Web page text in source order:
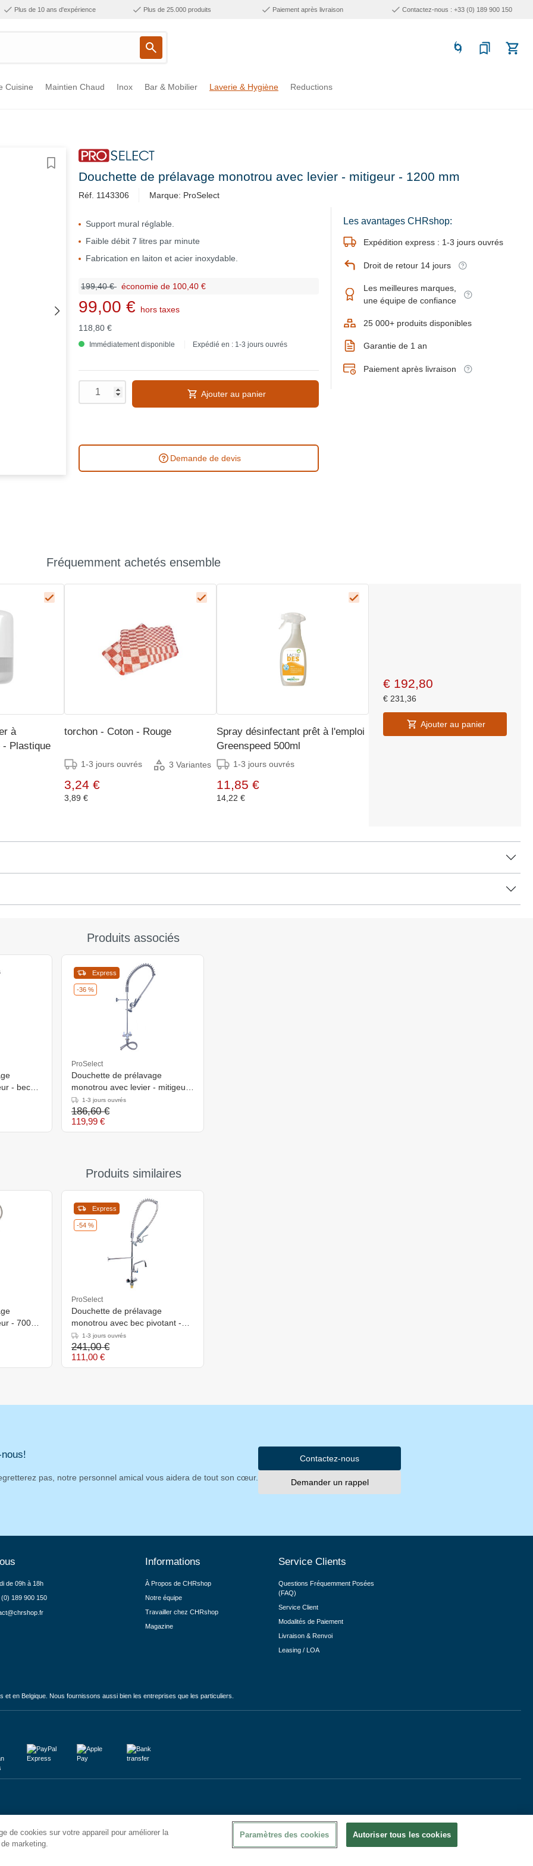
Plus de 10 ans d'expérience Plus de 25.000 produits Paiement après livraison Contactez-nous : +33 (0) 189 900 150
Cuisine Maintien Chaud Inox Bar & Mobilier Laverie & Hygiène Reductions
Douchette de prélavage monotrou avec levier - mitigeur - 1200 mm
Réf. 1143306 Marque: ProSelect
Support mural réglable.
Faible débit 7 litres par minute
Fabrication en laiton et acier inoxydable.
199,40 € économie de 100,40 €
99,00 €
hors taxes
118,80 €
Immédiatement disponible Expédié en : 1-3 jours ouvrés
Ajouter au panier
Demande de devis
Les avantages CHRshop:
Expédition express : 1-3 jours ouvrés
Droit de retour 14 jours
Les meilleures marques,
une équipe de confiance
25 000+ produits disponibles
Garantie de 1 an
Paiement après livraison
Fréquemment achetés ensemble
à
- Plastique
torchon - Coton - Rouge
1-3 jours ouvrés 3 Variantes
3,24 €
3,89 €
Spray désinfectant prêt à l'emploi
Greenspeed 500ml
1-3 jours ouvrés
11,85 €
14,22 €
€ 192,80
€ 231,36
Ajouter au panier
Produits associés
- bec
-36 %
Express
ProSelect
Douchette de prélavage
monotrou avec levier - mitigeur -
1000 mm
1-3 jours ouvrés
186,60 €
119,99 €
Produits similaires
- 700
-54 %
Express
ProSelect
Douchette de prélavage
monotrou avec bec pivotant -
mitigeur - 1000 mm
1-3 jours ouvrés
241,00 €
111,00 €
pas, notre personnel amical vous aidera de tout son cœur.
Contactez-nous
Demander un rappel
de 09h à 18h
(0) 189 900 150
Informations
À Propos de CHRshop
Notre équipe
Travailler chez CHRshop
Magazine
Service Clients
Questions Fréquemment Posées
(FAQ)
Service Client
Modalités de Paiement
Livraison & Renvoi
Leasing / LOA
en Belgique. Nous fournissons aussi bien les entreprises que les particuliers.
de cookies sur votre appareil pour améliorer la
marketing.
Paramètres des cookies Autoriser tous les cookies